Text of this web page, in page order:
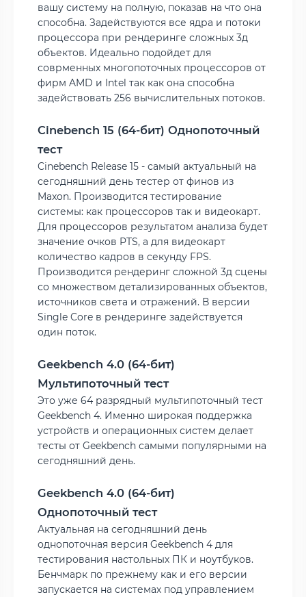
вашу систему на полную, показав на что она
способна. Задействуются все ядра и потоки
процессора при рендеринге сложных 3д
объектов. Идеально подойдет для
соврменных многопоточных процессоров от
фирм AMD и Intel так как она способна
задействовать 256 вычислительных потоков.
Cinebench 15 (64-бит) Однопоточный
тест
Cinebench Release 15 - самый актуальный на
сегодняшний день тестер от финов из
Maxon. Производится тестирование
системы: как процессоров так и видеокарт.
Для процессоров результатом анализа будет
значение очков PTS, а для видеокарт
количество кадров в секунду FPS.
Производится рендеринг сложной 3д сцены
со множеством детализированных объектов,
источников света и отражений. В версии
Single Core в рендеринге задействуется
один поток.
Geekbench 4.0 (64-бит)
Мультипоточный тест
Это уже 64 разрядный мультипоточный тест
Geekbench 4. Именно широкая поддержка
устройств и операционных систем делает
тесты от Geekbench самыми популярными на
сегодняшний день.
Geekbench 4.0 (64-бит)
Однопоточный тест
Актуальная на сегодняшний день
однопоточная версия Geekbench 4 для
тестирования настольных ПК и ноутбуков.
Бенчмарк по прежнему как и его версии
запускается на системах под управлением